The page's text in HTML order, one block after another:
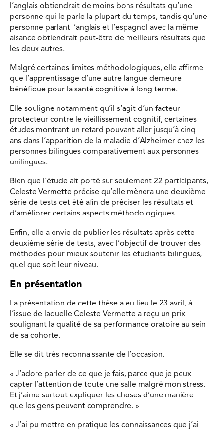
l’anglais obtiendrait de moins bons résultats qu’une
personne qui le parle la plupart du temps, tandis qu’une
personne parlant l’anglais et l’espagnol avec la même
aisance obtiendrait peut-être de meilleurs résultats que
les deux autres.
Malgré certaines limites méthodologiques, elle affirme
que l’apprentissage d’une autre langue demeure
bénéfique pour la santé cognitive à long terme.
Elle souligne notamment qu’il s’agit d’un facteur
protecteur contre le vieillissement cognitif, certaines
études montrant un retard pouvant aller jusqu’à cinq
ans dans l’apparition de la maladie d’Alzheimer chez les
personnes bilingues comparativement aux personnes
unilingues.
Bien que l’étude ait porté sur seulement 22 participants,
Celeste Vermette précise qu’elle mènera une deuxième
série de tests cet été afin de préciser les résultats et
d’améliorer certains aspects méthodologiques.
Enfin, elle a envie de publier les résultats après cette
deuxième série de tests, avec l’objectif de trouver des
méthodes pour mieux soutenir les étudiants bilingues,
quel que soit leur niveau.
En présentation
La présentation de cette thèse a eu lieu le 23 avril, à
l’issue de laquelle Celeste Vermette a reçu un prix
soulignant la qualité de sa performance oratoire au sein
de sa cohorte.
Elle se dit très reconnaissante de l’occasion.
« J’adore parler de ce que je fais, parce que je peux
capter l’attention de toute une salle malgré mon stress.
Et j’aime surtout expliquer les choses d’une manière
que les gens peuvent comprendre. »
« J’ai pu mettre en pratique les connaissances que j’ai